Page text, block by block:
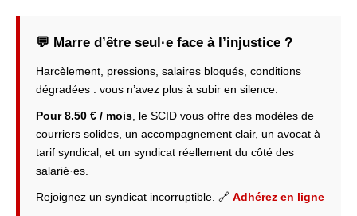
💬 Marre d’être seul·e face à l’injustice ?
Harcèlement, pressions, salaires bloqués, conditions
dégradées : vous n’avez plus à subir en silence.
Pour 8.50 € / mois , le SCID vous offre des modèles de
courriers solides, un accompagnement clair, un avocat à
tarif syndical, et un syndicat réellement du côté des
salarié·es.
Rejoignez un syndicat incorruptible. 🔗 Adhérez en ligne